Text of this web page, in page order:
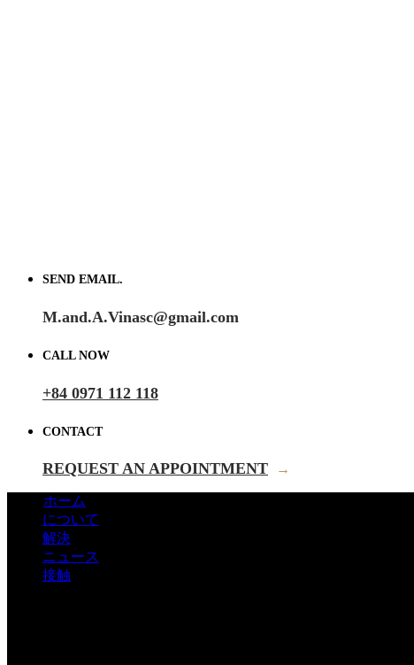
SEND EMAIL.
M.and.A.Vinasc@gmail.com
CALL NOW
+84 0971 112 118
CONTACT
REQUEST AN APPOINTMENT →
ホーム
について
解決
ニュース
接触